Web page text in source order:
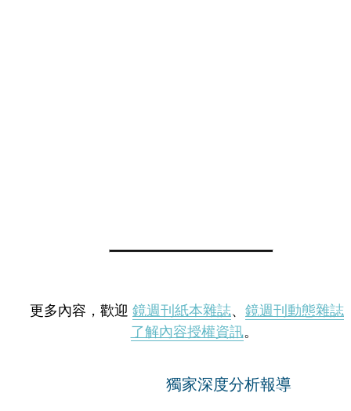
更多內容，歡迎 鏡週刊紙本雜誌、 鏡週刊動態雜誌
了解內容授權資訊。
獨家深度分析報導